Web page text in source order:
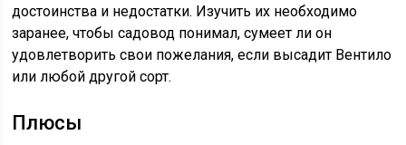
достоинства и недостатки. Изучить их необходимо
заранее, чтобы садовод понимал, сумеет ли он
удовлетворить свои пожелания, если высадит Вентило
или любой другой сорт.
Плюсы